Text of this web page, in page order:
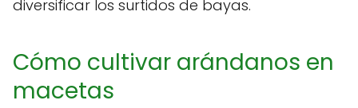
diversificar los surtidos de bayas.
Cómo cultivar arándanos en
macetas